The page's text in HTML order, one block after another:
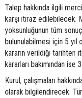
Talep hakkında ilgili
karşı itiraz edilebilecek.
yoksunluğunun tüm
bulunulabilmesi için 5 yıl
kararın verildiği tarihten
kararları bakımından
Kurul, çalışmaları
olarak bilgilendirecek.